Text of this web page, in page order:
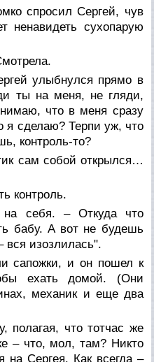
спросил Сергей, чув
ненавидеть сухопарую
улыбнулся прямо в
ты на меня, не гляди,
что в меня сразу
сделаю? Терпи уж, что
контроль-то?
сам собой открылся…
контроль.
себя. – Откуда что
бабу. А вот не будешь
вся изозлилась".
сапожки, и он пошел к
ехать домой. (Они
механик и еще два
полагая, что тотчас же
– что, мол, там? Никто
на Сергея. Как всегда –